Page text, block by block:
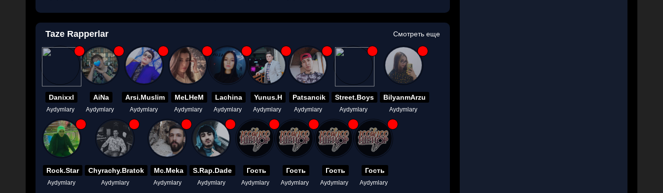
Taze Rapperlar Смотреть еще
Danixxl
Aydymlary
AiNa
Aydymlary
Arsi.Muslim
Aydymlary
MeLHeM
Aydymlary
Lachina
Aydymlary
Yunus.H
Aydymlary
Patsancik
Aydymlary
Street.Boys
Aydymlary
BilyanmArzu
Aydymlary
Rock.Star
Aydymlary
Chyrachy.Bratok
Aydymlary
Mc.Meka
Aydymlary
S.Rap.Dade
Aydymlary
Гость
Aydymlary
Гость
Aydymlary
Гость
Aydymlary
Гость
Aydymlary